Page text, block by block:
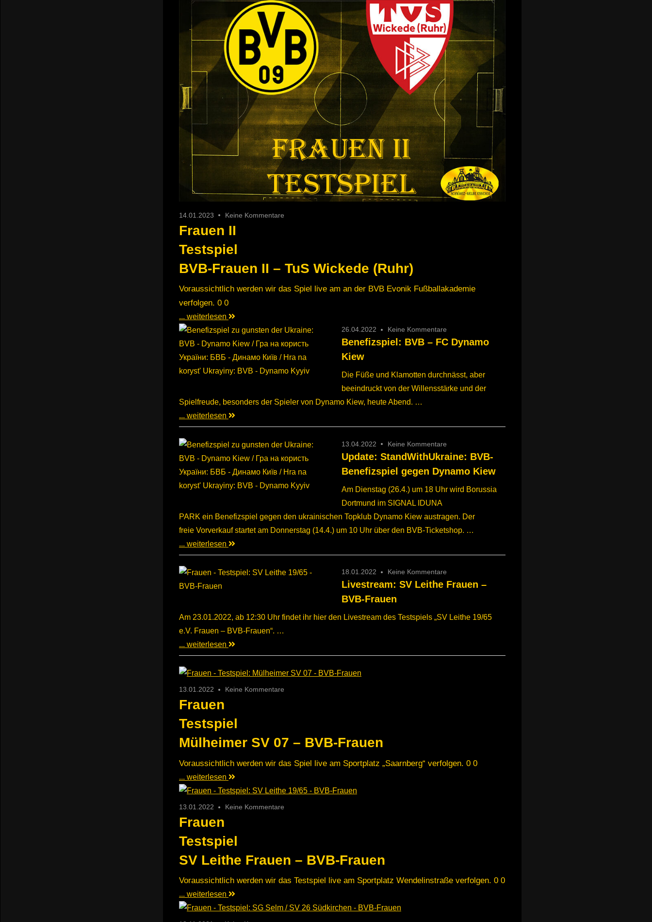
14.01.2023 Keine Kommentare
Frauen II
Testspiel
BVB-Frauen II – TuS Wickede (Ruhr)
Voraussichtlich werden wir das Spiel live am an der BVB Evonik Fußballakademie
verfolgen. 0 0
... weiterlesen
26.04.2022 Keine Kommentare
Benefizspiel: BVB – FC Dynamo
Kiew
Die Füße und Klamotten durchnässt, aber
beeindruckt von der Willensstärke und der
Spielfreude, besonders der Spieler von Dynamo Kiew, heute Abend. …
... weiterlesen
13.04.2022 Keine Kommentare
Update: StandWithUkraine: BVB-
Benefizspiel gegen Dynamo Kiew
Am Dienstag (26.4.) um 18 Uhr wird Borussia
Dortmund im SIGNAL IDUNA
PARK ein Benefizspiel gegen den ukrainischen Topklub Dynamo Kiew austragen. Der
freie Vorverkauf startet am Donnerstag (14.4.) um 10 Uhr über den BVB-Ticketshop. …
... weiterlesen
18.01.2022 Keine Kommentare
Livestream: SV Leithe Frauen –
BVB-Frauen
Am 23.01.2022, ab 12:30 Uhr findet ihr hier den Livestream des Testspiels „SV Leithe 19/65
e.V. Frauen – BVB-Frauen“. …
... weiterlesen
13.01.2022 Keine Kommentare
Frauen
Testspiel
Mülheimer SV 07 – BVB-Frauen
Voraussichtlich werden wir das Spiel live am Sportplatz „Saarnberg“ verfolgen. 0 0
... weiterlesen
13.01.2022 Keine Kommentare
Frauen
Testspiel
SV Leithe Frauen – BVB-Frauen
Voraussichtlich werden wir das Testspiel live am Sportplatz Wendelinstraße verfolgen. 0 0
... weiterlesen